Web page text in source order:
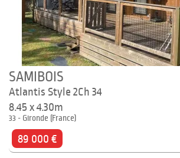
SAMIBOIS
Atlantis Style 2Ch 34
8.45 x 4.30m
33 - Gironde (France)
89 000 €